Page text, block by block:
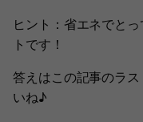
ヒント：省エネでと
トです！
答えはこの記事のラ
いね♪